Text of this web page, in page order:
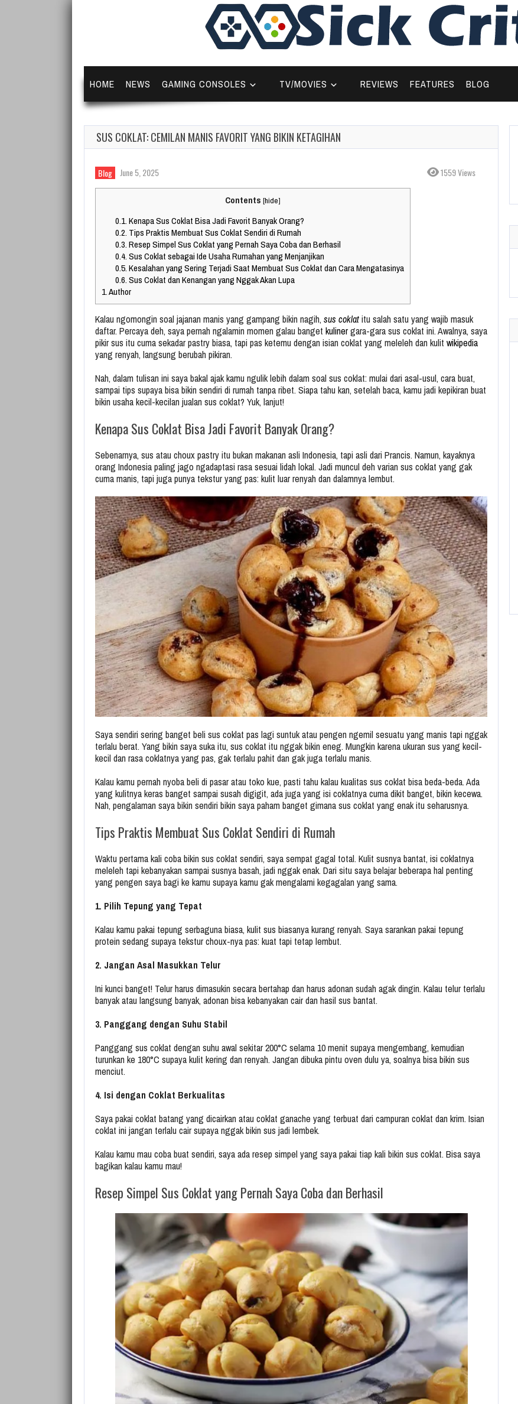
HOME NEWS GAMING CONSOLES TV/MOVIES REVIEWS FEATURES BLOG
SUS COKLAT: CEMILAN MANIS FAVORIT YANG BIKIN KETAGIHAN
Blog June 5, 2025 1559 Views
Contents [hide]
0.1.Kenapa Sus Coklat Bisa Jadi Favorit Banyak Orang?
0.2. Tips Praktis Membuat Sus Coklat Sendiri di Rumah
0.3.Resep Simpel Sus Coklat yang Pernah Saya Coba dan Berhasil
0.4.Sus Coklat sebagai Ide Usaha Rumahan yang Menjanjikan
0.5.Kesalahan yang Sering Terjadi Saat Membuat Sus Coklat dan Cara Mengatasinya
0.6.Sus Coklat dan Kenangan yang Nggak Akan Lupa
1.Author
Kalau ngomongin soal jajanan manis yang gampang bikin nagih, sus coklatitu salah satu yang wajib masuk
daftar. Percaya deh, saya pernah ngalamin momen galau banget kulinergara-gara sus coklat ini. Awalnya, saya
pikir sus itu cuma sekadar pastry biasa, tapi pas ketemu dengan isian coklat yang meleleh dan kulit wikipedia
yang renyah, langsung berubah pikiran.
Nah, dalam tulisan ini saya bakal ajak kamu ngulik lebih dalam soal sus coklat: mulai dari asal-usul, cara buat,
sampai tips supaya bisa bikin sendiri di rumah tanpa ribet. Siapa tahu kan, setelah baca, kamu jadi kepikiran buat
bikin usaha kecil-kecilan jualan sus coklat? Yuk, lanjut!
Kenapa Sus Coklat Bisa Jadi Favorit Banyak Orang?
Sebenarnya, sus atau choux pastry itu bukan makanan asli Indonesia, tapi asli dari Prancis. Namun, kayaknya
orang Indonesia paling jago ngadaptasi rasa sesuai lidah lokal. Jadi muncul deh varian sus coklat yang gak
cuma manis, tapi juga punya tekstur yang pas: kulit luar renyah dan dalamnya lembut.
Saya sendiri sering banget beli sus coklat pas lagi suntuk atau pengen ngemil sesuatu yang manis tapi nggak
terlalu berat. Yang bikin saya suka itu, sus coklat itu nggak bikin eneg. Mungkin karena ukuran sus yang kecil-
kecil dan rasa coklatnya yang pas, gak terlalu pahit dan gak juga terlalu manis.
Kalau kamu pernah nyoba beli di pasar atau toko kue, pasti tahu kalau kualitas sus coklat bisa beda-beda. Ada
yang kulitnya keras banget sampai susah digigit, ada juga yang isi coklatnya cuma dikit banget, bikin kecewa.
Nah, pengalaman saya bikin sendiri bikin saya paham banget gimana sus coklat yang enak itu seharusnya.
Tips Praktis Membuat Sus Coklat Sendiri di Rumah
Waktu pertama kali coba bikin sus coklat sendiri, saya sempat gagal total. Kulit susnya bantat, isi coklatnya
meleleh tapi kebanyakan sampai susnya basah, jadi nggak enak. Dari situ saya belajar beberapa hal penting
yang pengen saya bagi ke kamu supaya kamu gak mengalami kegagalan yang sama.
1. Pilih Tepung yang Tepat
Kalau kamu pakai tepung serbaguna biasa, kulit sus biasanya kurang renyah. Saya sarankan pakai tepung
protein sedang supaya tekstur choux-nya pas: kuat tapi tetap lembut.
2. Jangan Asal Masukkan Telur
Ini kunci banget! Telur harus dimasukin secara bertahap dan harus adonan sudah agak dingin. Kalau telur terlalu
banyak atau langsung banyak, adonan bisa kebanyakan cair dan hasil sus bantat.
3. Panggang dengan Suhu Stabil
Panggang sus coklat dengan suhu awal sekitar 200°C selama 10 menit supaya mengembang, kemudian
turunkan ke 180°C supaya kulit kering dan renyah. Jangan dibuka pintu oven dulu ya, soalnya bisa bikin sus
menciut.
4. Isi dengan Coklat Berkualitas
Saya pakai coklat batang yang dicairkan atau coklat ganache yang terbuat dari campuran coklat dan krim. Isian
coklat ini jangan terlalu cair supaya nggak bikin sus jadi lembek.
Kalau kamu mau coba buat sendiri, saya ada resep simpel yang saya pakai tiap kali bikin sus coklat. Bisa saya
bagikan kalau kamu mau!
Resep Simpel Sus Coklat yang Pernah Saya Coba dan Berhasil